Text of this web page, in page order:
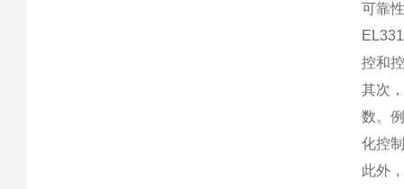
可靠
控和
其次
数。
化控
此外